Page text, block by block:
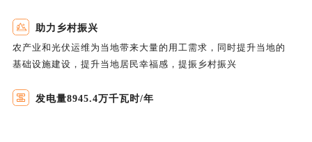
助力乡村振兴
农产业和光伏运维为当地带来大量的用工需求，同时提升当地的
基础设施建设，提升当地居民幸福感，提振乡村振兴
发电量8945.4万千瓦时/年